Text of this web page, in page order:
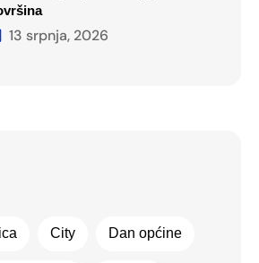
13 srpnja, 2026
City Dan općine